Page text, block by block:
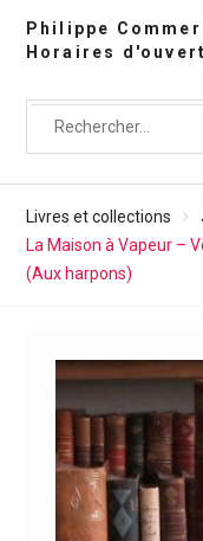
Livres et collections
La Maison à Vapeur –
(Aux harpons)